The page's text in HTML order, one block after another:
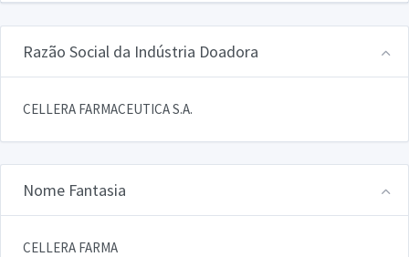
Razão Social da Indústria Doadora
CELLERA FARMACEUTICA S.A.
Nome Fantasia
CELLERA FARMA